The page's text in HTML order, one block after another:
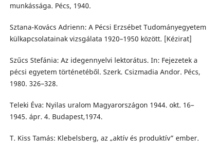
munkássága. Pécs, 1940.
Sztana-Kovács Adrienn: A Pécsi Erzsébet Tudományegyetem
külkapcsolatainak vizsgálata 1920–1950 között. [Kézirat]
Szűcs Stefánia: Az idegennyelvi lektorátus. In: Fejezetek a
pécsi egyetem történetéből. Szerk. Csizmadia Andor. Pécs,
1980. 326–328.
Teleki Éva: Nyilas uralom Magyarországon 1944. okt. 16–
1945. ápr. 4. Budapest,1974.
T. Kiss Tamás: Klebelsberg, az „aktív és produktív” ember.